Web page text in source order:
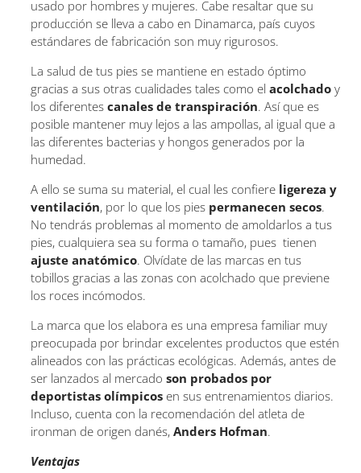
usado por hombres y mujeres. Cabe resaltar que su
producción se lleva a cabo en Dinamarca, país cuyos
estándares de fabricación son muy rigurosos.
La salud de tus pies se mantiene en estado óptimo
gracias a sus otras cualidades tales como el acolchadoy
los diferentes canales de transpiración. Así que es
posible mantener muy lejos a las ampollas, al igual que a
las diferentes bacterias y hongos generados por la
humedad.
A ello se suma su material, el cual les confiere ligereza y
ventilación, por lo que los pies permanecen secos.
No tendrás problemas al momento de amoldarlos a tus
pies, cualquiera sea su forma o tamaño, pues tienen
ajuste anatómico. Olvídate de las marcas en tus
tobillos gracias a las zonas con acolchado que previene
los roces incómodos.
La marca que los elabora es una empresa familiar muy
preocupada por brindar excelentes productos que estén
alineados con las prácticas ecológicas. Además, antes de
ser lanzados al mercado son probados por
deportistas olímpicosen sus entrenamientos diarios.
Incluso, cuenta con la recomendación del atleta de
ironman de origen danés, Anders Hofman.
Ventajas